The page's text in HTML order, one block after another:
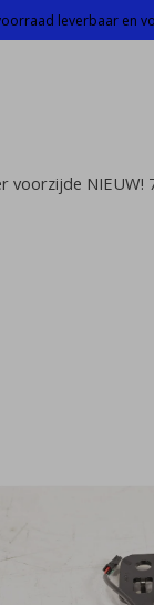
leverbaar en
voorzijde NIEUW!